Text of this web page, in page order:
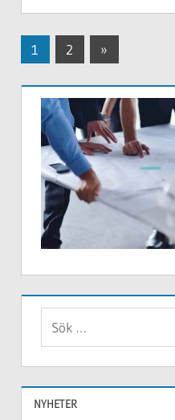
Sidnumrering
för
inlägg
1 2
Nästa
»
NYHETER